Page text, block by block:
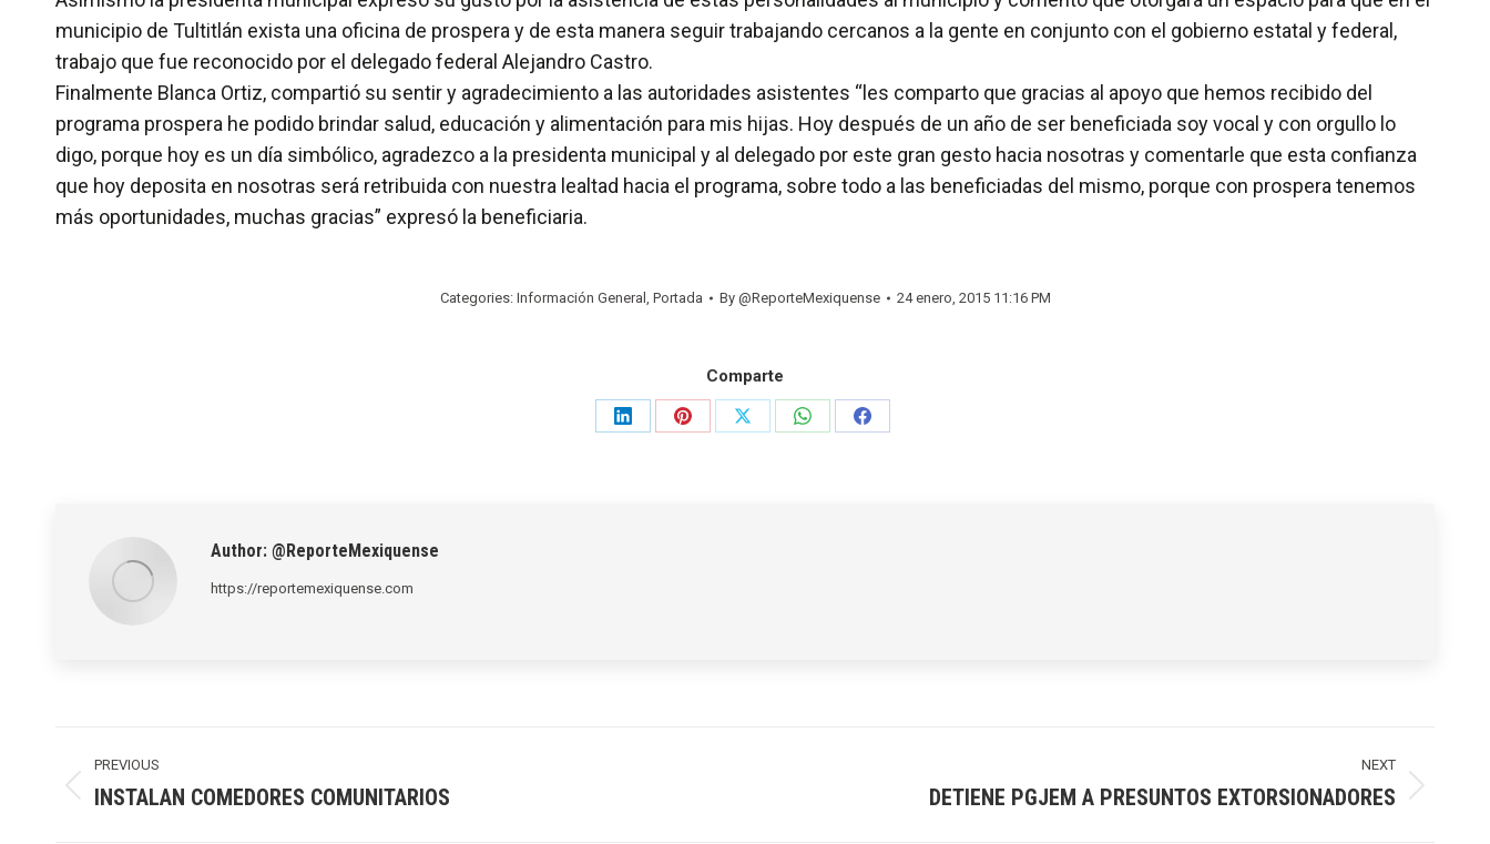
municipio de Tultitlán exista una oficina de prospera y de esta manera seguir trabajando cercanos a la gente en conjunto con el gobierno estatal y federal,
trabajo que fue reconocido por el delegado federal Alejandro Castro.
Finalmente Blanca Ortiz, compartió su sentir y agradecimiento a las autoridades asistentes “les comparto que gracias al apoyo que hemos recibido del
programa prospera he podido brindar salud, educación y alimentación para mis hijas. Hoy después de un año de ser beneficiada soy vocal y con orgullo lo
digo, porque hoy es un día simbólico, agradezco a la presidenta municipal y al delegado por este gran gesto hacia nosotras y comentarle que esta confianza
que hoy deposita en nosotras será retribuida con nuestra lealtad hacia el programa, sobre todo a las beneficiadas del mismo, porque con prospera tenemos
más oportunidades, muchas gracias” expresó la beneficiaria.
Categories: Información General , Portada By @ReporteMexiquense 24 enero, 2015 11:16 PM
Comparte
Share
Share
Share
Share
Share
Author: @ReporteMexiquense
https://reportemexiquense.com
navigation
PREVIOUS
Previous
INSTALAN COMEDORES COMUNITARIOS
NEXT
DETIENE PGJEM A PRESUNTOS EXTORSIONADORES